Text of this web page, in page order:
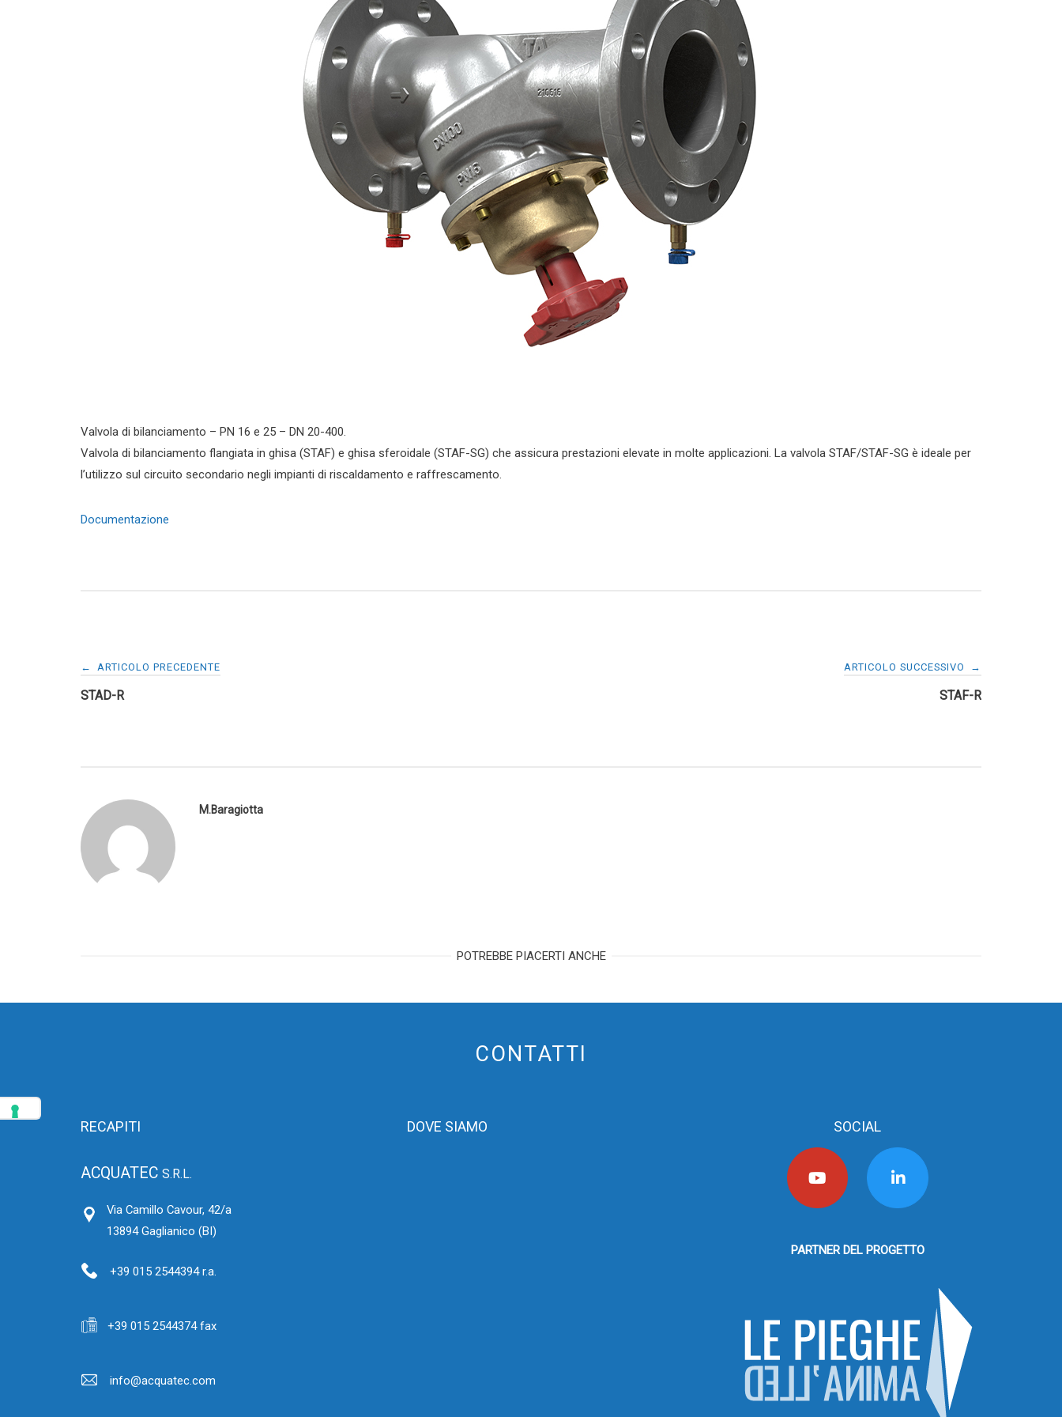
Valvola di bilanciamento – PN 16 e 25 – DN 20-400.
Valvola di bilanciamento flangiata in ghisa (STAF) e ghisa sferoidale (STAF-SG) che assicura prestazioni elevate in molte applicazioni. La valvola STAF/STAF-SG è ideale per
l’utilizzo sul circuito secondario negli impianti di riscaldamento e raffrescamento.
Documentazione
Navigazione
articoli
← ARTICOLO PRECEDENTE
STAD-R
ARTICOLO SUCCESSIVO →
STAF-R
M.Baragiotta
POTREBBE PIACERTI ANCHE
CONTATTI
RECAPITI
ACQUATEC S.R.L.
Via Camillo Cavour, 42/a
13894 Gaglianico (BI)
+39 015 2544394 r.a.
+39 015 2544374 fax
info@acquatec.com
DOVE SIAMO SOCIAL
PARTNER DEL PROGETTO